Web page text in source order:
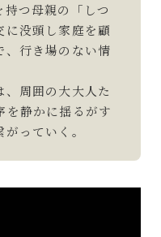
つ母親の「しつ
に没頭し家庭を顧
、行き場のない情
周囲の大大人た
を静かに揺るがす
っていく。